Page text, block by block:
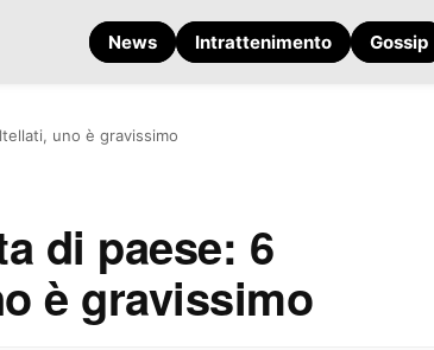
News Intrattenimento Gossip
uno è gravissimo
di paese: 6
è gravissimo